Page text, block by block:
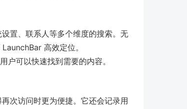
置、联系人等多个维度的搜索。无
高效定位。
户可以快速找到需要的内容。
次访问时更为便捷。它还会记录用